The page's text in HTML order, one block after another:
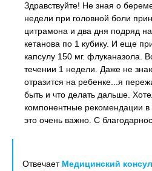
Здравствуйте! Не зная о
недели при головной боли
цитрамона и два дня подряд
кетанова по 1 кубику. И еще
капсулу 150 мг. флуканазола.
течении 1 недели. Даже не
отразится на ребенке...я
быть и что делать дальше.
компонентные рекомендации
это очень важно. С
Отвечает Медицинский